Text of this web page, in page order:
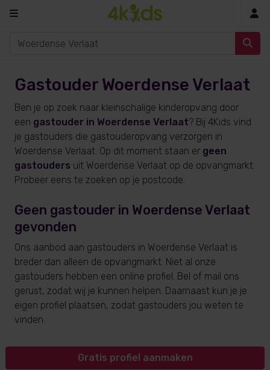
Gastouder Woerdense Verlaat
Ben je op zoek naar kleinschalige kinderopvang door
een gastouder in Woerdense Verlaat? Bij 4Kids vind
je gastouders die gastouderopvang verzorgen in
Woerdense Verlaat. Op dit moment staan er geen
gastouders uit Woerdense Verlaat op de opvangmarkt.
Probeer eens te zoeken op je postcode.
Geen gastouder in Woerdense Verlaat
gevonden
Ons aanbod aan gastouders in Woerdense Verlaat is
breder dan alleen de opvangmarkt. Niet al onze
gastouders hebben een online profiel. Bel of mail ons
gerust, zodat wij je kunnen helpen. Daarnaast kun je je
eigen profiel plaatsen, zodat gastouders jou weten te
vinden.
Gratis profiel aanmaken